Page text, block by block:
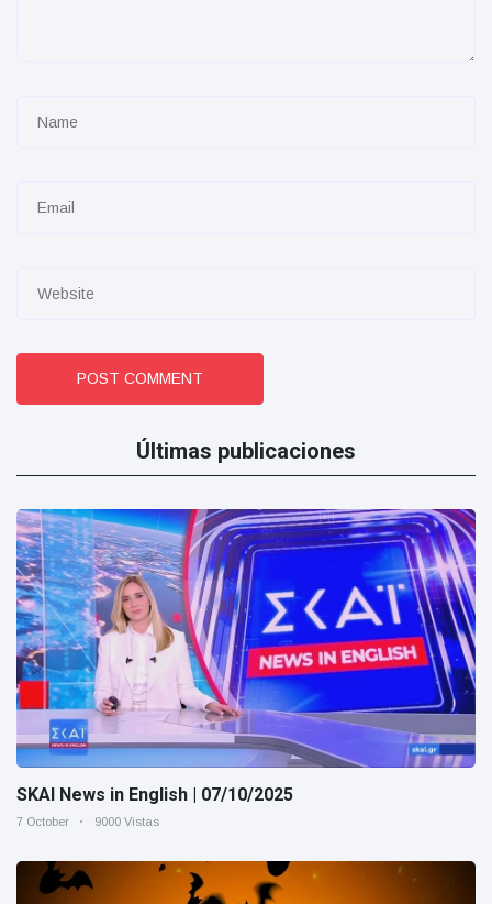
POST COMMENT
Últimas publicaciones
SKAI News in English | 07/10/2025
7 October 9000 Vistas